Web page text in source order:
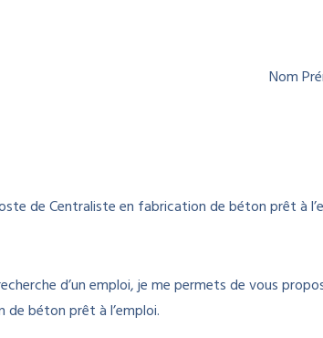
Nom
de Centraliste en fabrication de béton prêt à
d’un emploi, je me permets de vous
béton prêt à l’emploi.